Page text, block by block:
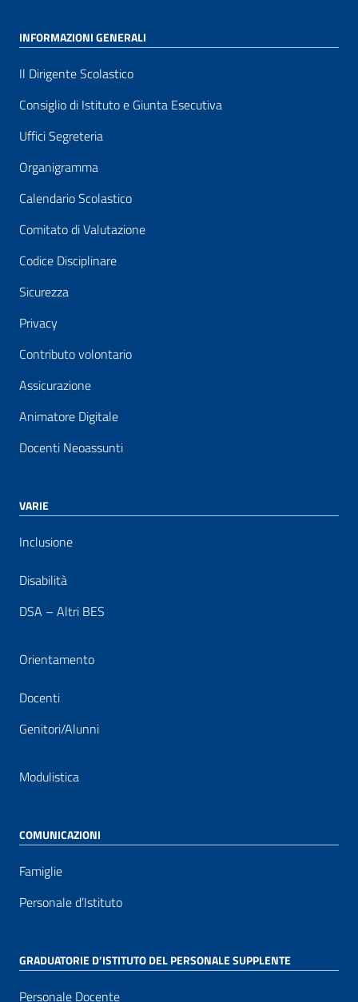
INFORMAZIONI GENERALI
Il Dirigente Scolastico
Consiglio di Istituto e Giunta Esecutiva
Uffici Segreteria
Organigramma
Calendario Scolastico
Comitato di Valutazione
Codice Disciplinare
Sicurezza
Privacy
Contributo volontario
Assicurazione
Animatore Digitale
Docenti Neoassunti
VARIE
Inclusione
Disabilità
DSA – Altri BES
Orientamento
Docenti
Genitori/Alunni
Modulistica
COMUNICAZIONI
Famiglie
Personale d’Istituto
GRADUATORIE D’ISTITUTO DEL PERSONALE SUPPLENTE
Personale Docente